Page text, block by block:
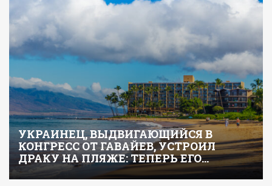
УКРАИНЕЦ, ВЫДВИГАЮЩИЙСЯ В
КОНГРЕСС ОТ ГАВАЙЕВ, УСТРОИЛ
ДРАКУ НА ПЛЯЖЕ: ТЕПЕРЬ ЕГО…